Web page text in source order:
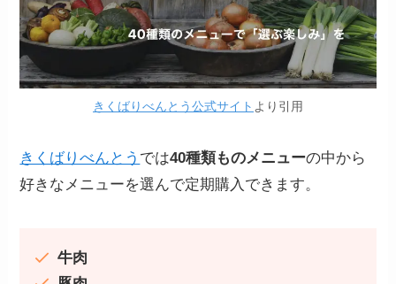
きくばりべんとう公式サイト より引用
きくばりべんとう では40種類ものメニューの中から
好きなメニューを選んで定期購入できます。
牛肉